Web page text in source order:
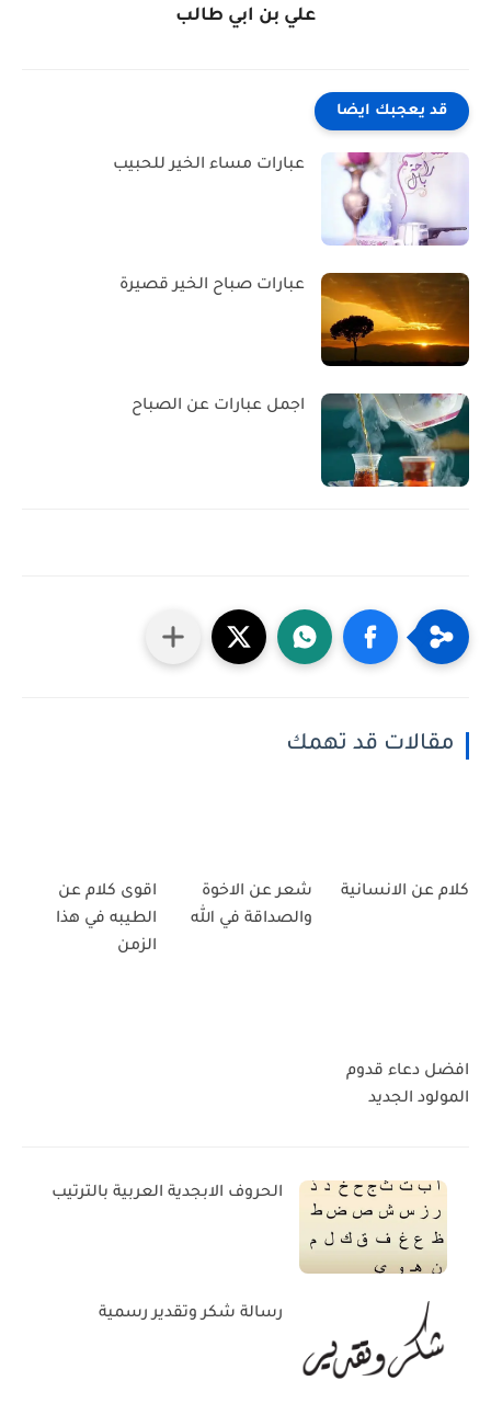
علي بن ابي طالب
قد يعجبك ايضا
عبارات مساء الخير للحبيب
عبارات صباح الخير قصيرة
اجمل عبارات عن الصباح
مقالات قد تهمك
كلام عن الانسانية
شعر عن الاخوة
والصداقة في الله
اقوى كلام عن
الطيبه في هذا
الزمن
افضل دعاء قدوم
المولود الجديد
الحروف الابجدية العربية بالترتيب
رسالة شكر وتقدير رسمية